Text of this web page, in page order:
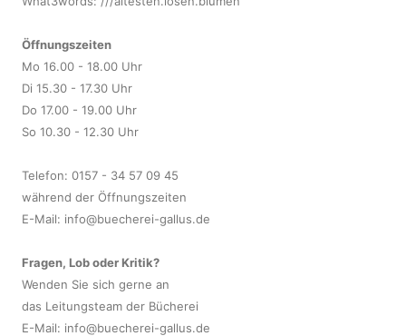
Öffnungszeiten
Mo 16.00 - 18.00 Uhr
Di 15.30 - 17.30 Uhr
Do 17.00 - 19.00 Uhr
So 10.30 - 12.30 Uhr
Telefon: 0157 - 34 57 09 45
während der Öffnungszeiten
E-Mail: info@buecherei-gallus.de
Fragen, Lob oder Kritik?
Wenden Sie sich gerne an
das Leitungsteam der Bücherei
E-Mail: info@buecherei-gallus.de